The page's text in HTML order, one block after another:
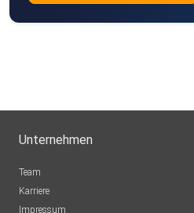
Unternehmen
Team
Karriere
Impressum